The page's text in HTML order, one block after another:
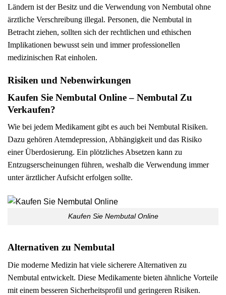
Ländern ist der Besitz und die Verwendung von Nembutal ohne
ärztliche Verschreibung illegal. Personen, die Nembutal in
Betracht ziehen, sollten sich der rechtlichen und ethischen
Implikationen bewusst sein und immer professionellen
medizinischen Rat einholen.
Risiken und Nebenwirkungen
Kaufen Sie Nembutal Online – Nembutal Zu
Verkaufen?
Wie bei jedem Medikament gibt es auch bei Nembutal Risiken.
Dazu gehören Atemdepression, Abhängigkeit und das Risiko
einer Überdosierung. Ein plötzliches Absetzen kann zu
Entzugserscheinungen führen, weshalb die Verwendung immer
unter ärztlicher Aufsicht erfolgen sollte.
Kaufen Sie Nembutal Online
Alternativen zu Nembutal
Die moderne Medizin hat viele sicherere Alternativen zu
Nembutal entwickelt. Diese Medikamente bieten ähnliche Vorteile
mit einem besseren Sicherheitsprofil und geringeren Risiken.